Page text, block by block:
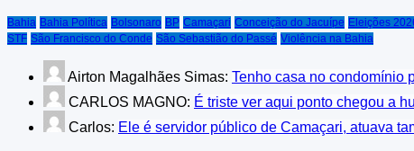
Bahia Bahia Política Bolsonaro BP Camaçari Conceição do Jacuípe Eleições
STF São Francisco do Conde São Sebastião do Passé Violência na Bahia
Airton Magalhães Simas: Tenho casa no condomínio
CARLOS MAGNO: É triste ver aqui ponto chegou a
Carlos: Ele é servidor público de Camaçari, atuava